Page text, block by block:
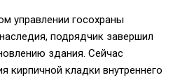
управлении госохраны
подрядчик завершил
здания. Сейчас
кирпичной кладки внутреннего